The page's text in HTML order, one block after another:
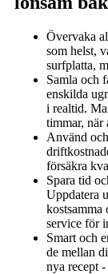
Övervaka
som helst,
surfplatta,
Samla och
enskilda
i realtid.
timmar, när
Använd
försäkra
Spara tid
Uppdatera
kostsamma
service för
Smart och
de mellan
nya recept